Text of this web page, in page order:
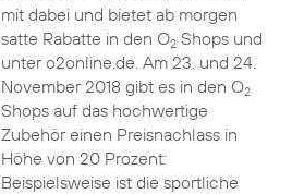
mit dabei und bietet ab morgen
satte Rabatte in den O2Shops und
unter o2online.de. Am 23. und 24.
November 2018 gibt es in den O2
Shops auf das hochwertige
Zubehör einen Preisnachlass in
Höhe von 20 Prozent:
Beispielsweise ist die sportliche